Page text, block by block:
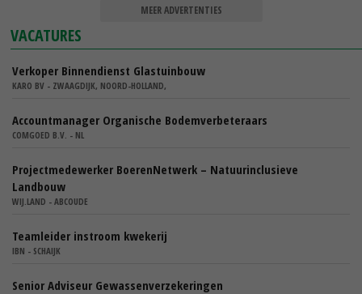
MEER ADVERTENTIES
VACATURES
Verkoper Binnendienst Glastuinbouw
KARO BV - ZWAAGDIJK, NOORD-HOLLAND,
Accountmanager Organische Bodemverbeteraars
COMGOED B.V. - NL
Projectmedewerker BoerenNetwerk – Natuurinclusieve
Landbouw
WIJ.LAND - ABCOUDE
Teamleider instroom kwekerij
IBN - SCHAIJK
Senior Adviseur Gewassenverzekeringen